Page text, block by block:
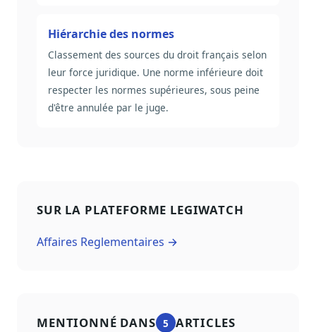
Hiérarchie des normes
Classement des sources du droit français selon
leur force juridique. Une norme inférieure doit
respecter les normes supérieures, sous peine
d'être annulée par le juge.
SUR LA PLATEFORME LEGIWATCH
Affaires Reglementaires →
MENTIONNÉ DANS 5 ARTICLES